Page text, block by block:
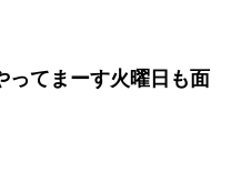
ってまーす火曜日も面